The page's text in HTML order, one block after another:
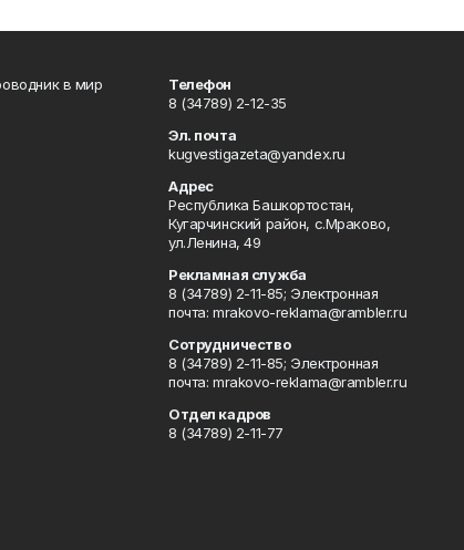
в мир
Телефон
8 (34789) 2-12-35
Эл. почта
kugvestigazeta@yandex.ru
Адрес
Республика Башкортостан,
Кугарчинский район, с.Мраково,
ул.Ленина, 49
Рекламная служба
8 (34789) 2-11-85; Электронная
почта: mrakovo-reklama@rambler.ru
Сотрудничество
8 (34789) 2-11-85; Электронная
почта: mrakovo-reklama@rambler.ru
Отдел кадров
8 (34789) 2-11-77